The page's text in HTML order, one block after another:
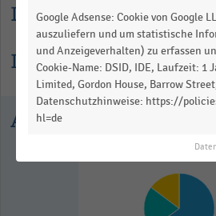
Lesehilfe
Informationen zur
Ausgewählte
Google Adsense: Cookie von Google
auszuliefern und um statistische
und Anzeigeverhalten) zu erfassen
Cookie-Name: DSID, IDE, Laufzeit: 1
Limited, Gordon House, Barrow
Datenschutzhinweise: https://
hl=de